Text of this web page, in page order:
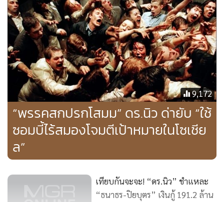
พอตัวเองทำผิดกฎหมาย >>>> ประเทศนี้มันห่วย ไม่เป็น
ประชาธิปไตย จำกัดสิทธิเสรีภาพ เผด็จการ
พอตัวเองมีความสุข >>>> เงียบ
พอตัวเองเป็นทุกข์เดือดร้อน >>>> เป็นเรื่องของทุกคน จงออก
มาสู้เพื่อประชาธิปไตย
พอลูกตัวเอง >>>> ต้องเติบโตอย่างมีคุณภาพมากกว่าคนอื่น
เป็นล้านคน
พอลูกชาวบ้าน >>>> ต้องออกมาขับไล่เผด็จการ จงระเบิดความ
9,172
“พรรคสกปรกโสมม” ดร.นิว ด่ายับ “ใช้
ซอมบี้ไร้สมองโจมตีเป้าหมายในโซเชีย
ล”
เทียบกันจะจะ! “ดร.นิว” ชำแหละ
“ธนาธร-ปิยบุตร” เงินกู้ 191.2 ล้าน